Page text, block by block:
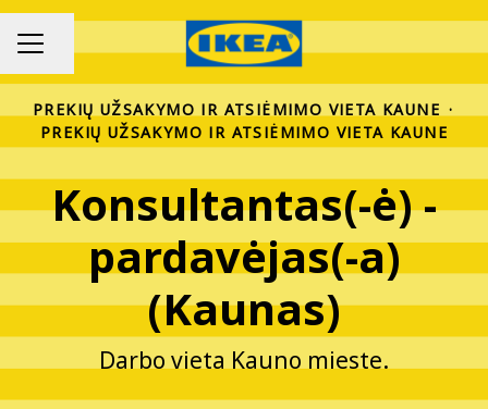
KARJEROS MENIU
Bendrinti puslapį
PREKIŲ UŽSAKYMO IR ATSIĖMIMO VIETA KAUNE ·
PREKIŲ UŽSAKYMO IR ATSIĖMIMO VIETA KAUNE
Konsultantas(-ė) -
pardavėjas(-a)
(Kaunas)
Darbo vieta Kauno mieste.